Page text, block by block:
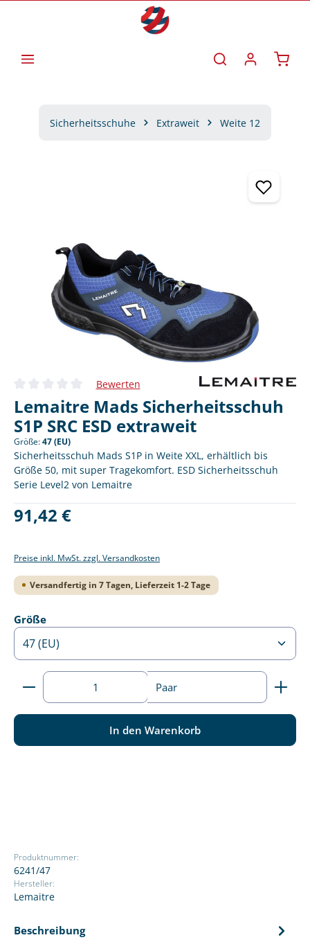
Sicherheitsschuhe Extraweit Weite 12
Durchschnittliche Bewertung von 0 von 5 Sternen
Bewerten
Lemaitre Mads Sicherheitsschuh
S1P SRC ESD extraweit
Größe:47 (EU)
Sicherheitsschuh Mads S1P in Weite XXL, erhältlich bis
Größe 50, mit super Tragekomfort. ESD Sicherheitsschuh
Serie Level2 von Lemaitre
Regulärer Preis:
91,42 €
Preise inkl. MwSt. zzgl. Versandkosten
Versandfertig in 7 Tagen, Lieferzeit 1-2 Tage
Größeauswählen
Produkt Anzahl: Gib den gewünschten Wert ein
Paar
In den Warenkorb
Produktnummer:
6241/47
Hersteller:
Lemaitre
Beschreibung